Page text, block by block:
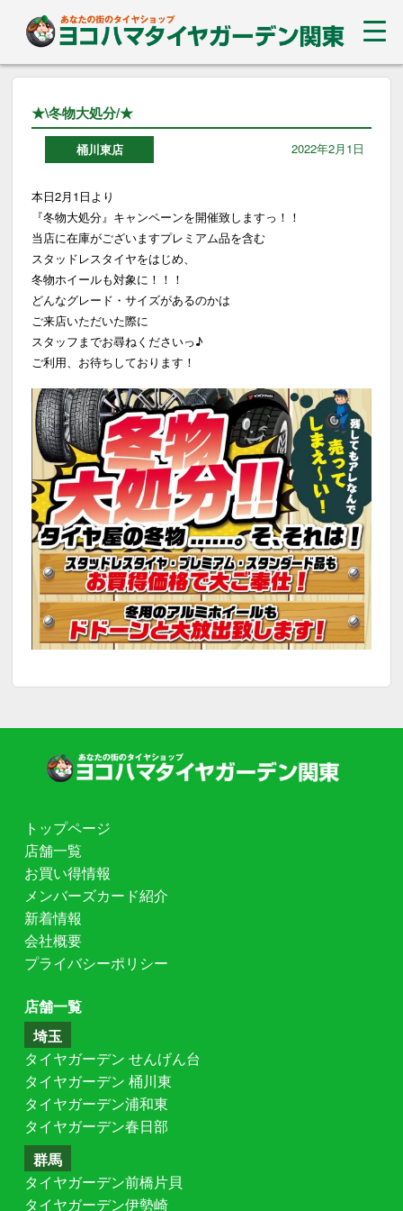
★\冬物大処分/★
桶川東店 2022年2月1日
本日2月1日より
『冬物大処分』キャンペーンを開催致しますっ！！
当店に在庫がございますプレミアム品を含む
スタッドレスタイヤをはじめ、
冬物ホイールも対象に！！！
どんなグレード・サイズがあるのかは
ご来店いただいた際に
スタッフまでお尋ねくださいっ♪
ご利用、お待ちしております！
トップページ
店舗一覧
お買い得情報
メンバーズカード紹介
新着情報
会社概要
プライバシーポリシー
店舗一覧
埼玉
タイヤガーデン せんげん台
タイヤガーデン 桶川東
タイヤガーデン浦和東
タイヤガーデン春日部
群馬
タイヤガーデン前橋片貝
タイヤガーデン伊勢崎